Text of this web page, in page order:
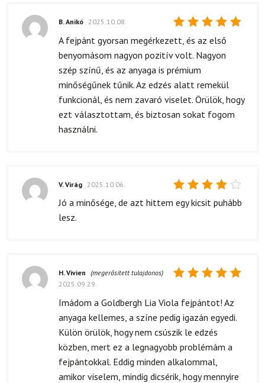
Értékelés:
/ 5
B. Anikó 2025.10.08.
A fejpánt gyorsan megérkezett, és az első
benyomásom nagyon pozitív volt. Nagyon
szép színű, és az anyaga is prémium
minőségűnek tűnik. Az edzés alatt remekül
funkcionál, és nem zavaró viselet. Örülök, hogy
ezt választottam, és biztosan sokat fogom
használni.
Értékelés:
4/ 5
V. Virág 2025.10.06.
Jó a minősége, de azt hittem egy kicsit puhább
lesz.
5 / 5
H. Vivien (megerősített tulajdonos)
2025.09.29.
Imádom a Goldbergh Lia Viola fejpántot! Az
anyaga kellemes, a színe pedig igazán egyedi.
Külön örülök, hogy nem csúszik le edzés
közben, mert ez a legnagyobb problémám a
fejpántokkal. Eddig minden alkalommal,
amikor viselem, mindig dicsérik, hogy mennyire